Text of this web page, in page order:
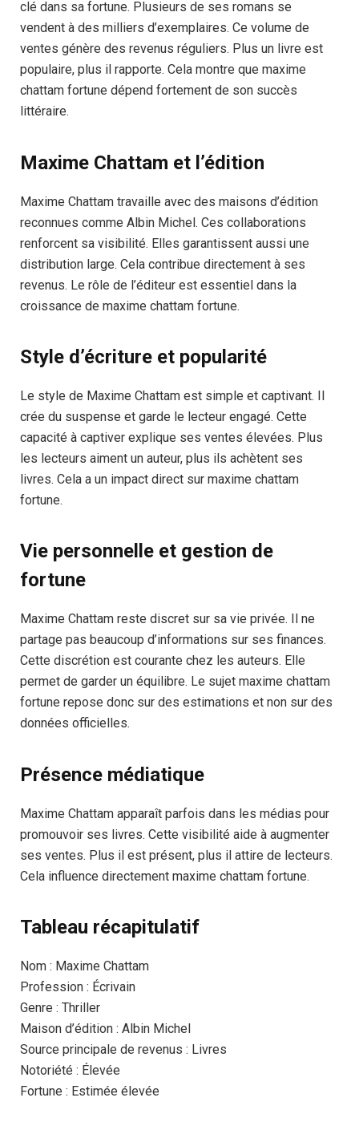
clé dans sa fortune. Plusieurs de ses romans se
vendent à des milliers d’exemplaires. Ce volume de
ventes génère des revenus réguliers. Plus un livre est
populaire, plus il rapporte. Cela montre que maxime
chattam fortune dépend fortement de son succès
littéraire.
Maxime Chattam et l’édition
Maxime Chattam travaille avec des maisons d’édition
reconnues comme Albin Michel. Ces collaborations
renforcent sa visibilité. Elles garantissent aussi une
distribution large. Cela contribue directement à ses
revenus. Le rôle de l’éditeur est essentiel dans la
croissance de maxime chattam fortune.
Style d’écriture et popularité
Le style de Maxime Chattam est simple et captivant. Il
crée du suspense et garde le lecteur engagé. Cette
capacité à captiver explique ses ventes élevées. Plus
les lecteurs aiment un auteur, plus ils achètent ses
livres. Cela a un impact direct sur maxime chattam
fortune.
Vie personnelle et gestion de
fortune
Maxime Chattam reste discret sur sa vie privée. Il ne
partage pas beaucoup d’informations sur ses finances.
Cette discrétion est courante chez les auteurs. Elle
permet de garder un équilibre. Le sujet maxime chattam
fortune repose donc sur des estimations et non sur des
données officielles.
Présence médiatique
Maxime Chattam apparaît parfois dans les médias pour
promouvoir ses livres. Cette visibilité aide à augmenter
ses ventes. Plus il est présent, plus il attire de lecteurs.
Cela influence directement maxime chattam fortune.
Tableau récapitulatif
Nom : Maxime Chattam
Profession : Écrivain
Genre : Thriller
Maison d’édition : Albin Michel
Source principale de revenus : Livres
Notoriété : Élevée
Fortune : Estimée élevée